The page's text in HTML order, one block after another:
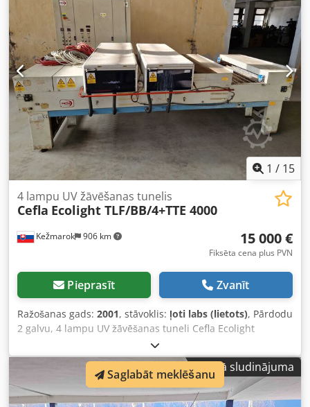
1 / 15
Kežmarok 906 km
4 lampu UV žāvēšanas tunelis
Cefla Ecolight TLF/BB/4+TTE 4000
15 000 €
Fiksēta cena plus PVN
Pieprasīt Zvanīt
Ražošanas gads: 2001, stāvoklis: ļoti labs (lietots), Pārdodu
2 galvu, 4 lampu UV žāvēšanas tuneli Cefla Ecolight
TLF/BB/4+TTE 4000. Ražošanas gads: 2001. Darba platums:
1400 mm. Kopējais garums: 4,00 m. Kopējā jauda: 74,3 kW.
Ļoti labā stāvoklī, pieejams uzreiz. Dedei Eup Espfx Acdock
Mazā sludinājuma
Saglabāt meklēšanu